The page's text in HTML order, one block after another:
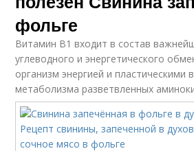
фольге
Витамин В1 входит в состав
углеводного и энергетического
организм энергией и
метаболизма разветвленных